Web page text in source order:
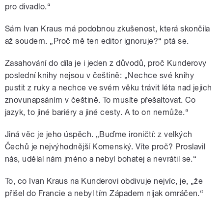
pro divadlo.“
Sám Ivan Kraus má podobnou zkušenost, která skončila
až soudem. „Proč mě ten editor ignoruje?“ ptá se.
Zasahování do díla je i jeden z důvodů, proč Kunderovy
poslední knihy nejsou v češtině: „Nechce své knihy
pustit z ruky a nechce ve svém věku trávit léta nad jejich
znovunapsáním v češtině. To musíte přešaltovat. Co
jazyk, to jiné bariéry a jiné cesty. A to on nemůže.“
Jiná věc je jeho úspěch. „Buďme ironičtí: z velkých
Čechů je nejvýhodnější Komenský. Víte proč? Proslavil
nás, udělal nám jméno a nebyl bohatej a nevrátil se.“
To, co Ivan Kraus na Kunderovi obdivuje nejvíc, je, „že
přišel do Francie a nebyl tím Západem nijak omráčen.“